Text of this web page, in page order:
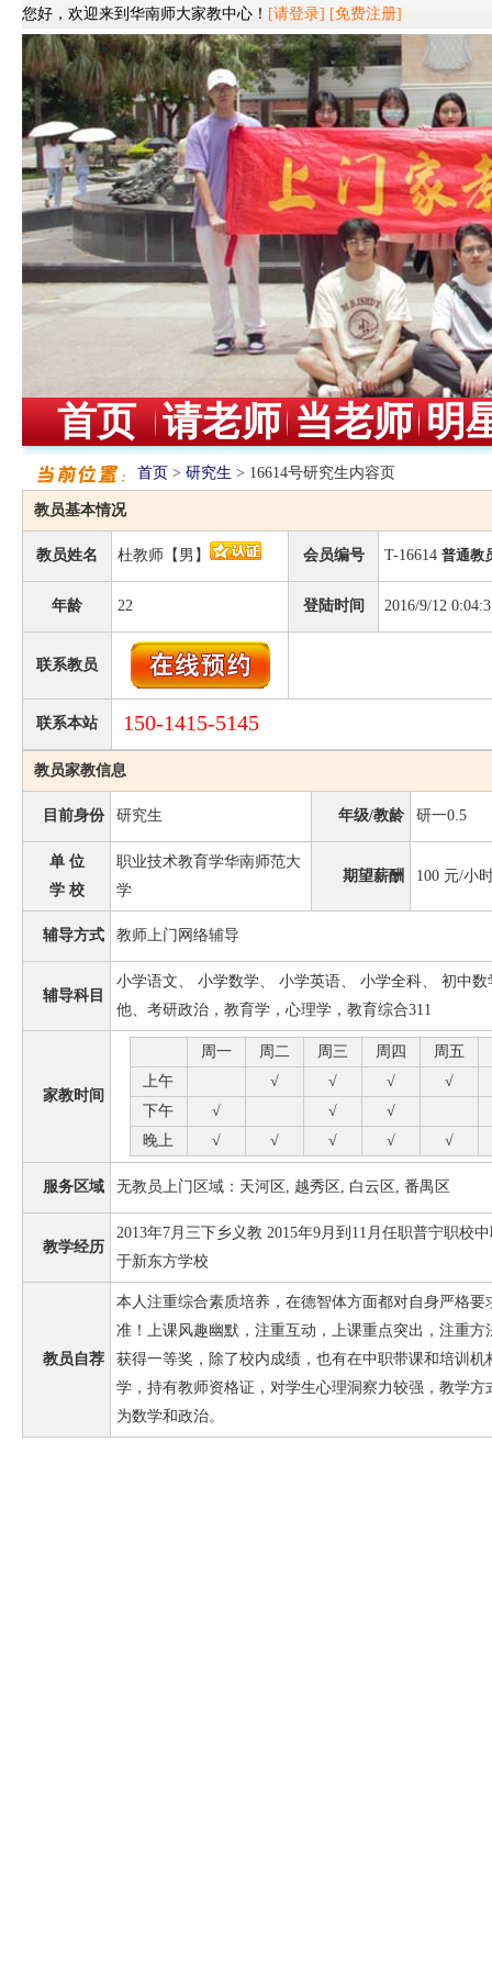
您好，欢迎来到华南师大家教中心！ [请登录] [免费注册]
首页 请老师 当老师 明
首页 > 研究生 > 16614号研究生内容页
教员基本情况
教员姓名 杜教师【男】 会员编号 T-16614 普通教
年龄 22 登陆时间 2016/9/12
联系教员
联系本站 150-1415-5145
教员家教信息
目前身份 研究生 年级/教龄 研一0.5
单 位
学 校
职业技术教育学华南师范大
学
期望薪酬 100 元/小
辅导方式 教师上门网络辅导
辅导科目
小学语文、 小学数学、 小学英语、 小学全科、 初中
他、考研政治，教育学，心理学，教育综合311
家教时间
周一 周二 周三 周四 周五
上午
√ √ √
√
下午
√ √
√
晚上
√ √ √ √ √
服务区域 无教员上门区域：天河区, 越秀区, 白云区, 番禺区
教学经历
2013年7月三下乡义教 2015年9月到11月任职普宁职校
于新东方学校
教员自荐
本人注重综合素质培养，在德智体方面都对自身严格
准！上课风趣幽默，注重互动，上课重点突出，注重
获得一等奖，除了校内成绩，也有在中职带课和培训
学，持有教师资格证，对学生心理洞察力较强，教学
为数学和政治。